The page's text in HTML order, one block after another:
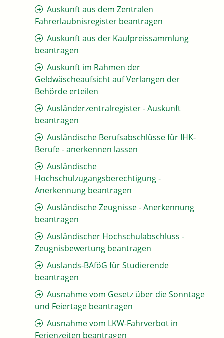
Auskunft aus dem Zentralen
Fahrerlaubnisregister beantragen
Auskunft aus der Kaufpreissammlung
beantragen
Auskunft im Rahmen der
Geldwäscheaufsicht auf Verlangen der
Behörde erteilen
Ausländerzentralregister - Auskunft
beantragen
Ausländische Berufsabschlüsse für IHK-
Berufe - anerkennen lassen
Ausländische
Hochschulzugangsberechtigung -
Anerkennung beantragen
Ausländische Zeugnisse - Anerkennung
beantragen
Ausländischer Hochschulabschluss -
Zeugnisbewertung beantragen
Auslands-BAföG für Studierende
beantragen
Ausnahme vom Gesetz über die Sonntage
und Feiertage beantragen
Ausnahme vom LKW-Fahrverbot in
Ferienzeiten beantragen